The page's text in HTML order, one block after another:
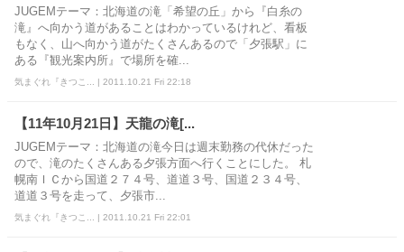
JUGEMテーマ：北海道の滝「希望の丘」から『白糸の
滝』へ向かう道があることはわかっているけれど、看板
もなく、山へ向かう道がたくさんあるので「夕張駅」に
ある『観光案内所』で場所を確...
気まぐれ『きつこ... | 2011.10.21 Fri 22:18
【11年10月21日】天龍の滝[...
JUGEMテーマ：北海道の滝今日は週末勤務の代休だった
ので、滝のたくさんある夕張方面へ行くことにした。 札
幌南ＩＣから国道２７４号、道道３号、国道２３４号、
道道３号を走って、夕張市...
気まぐれ『きつこ... | 2011.10.21 Fri 22:01